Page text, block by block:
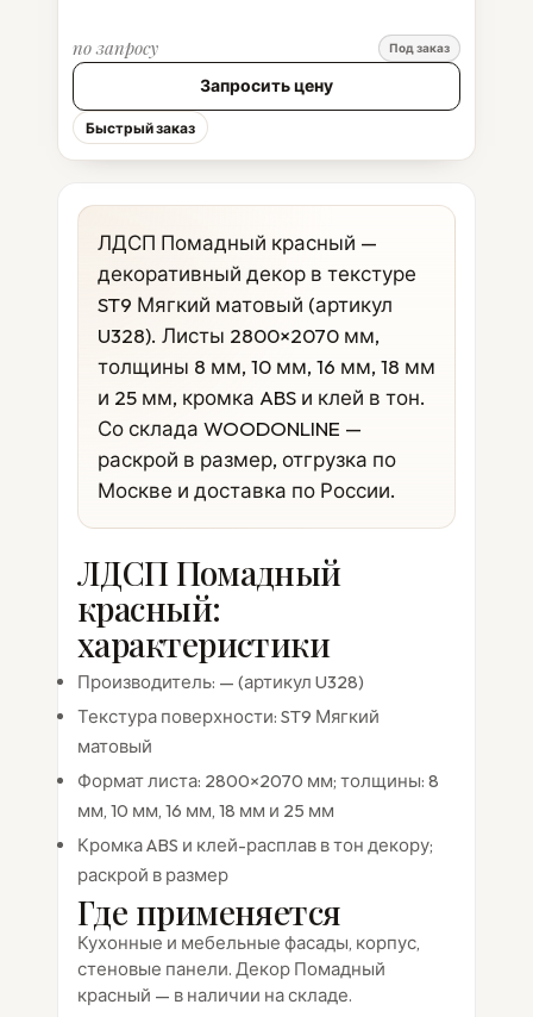
по запросу Под заказ
Запросить цену
Быстрый заказ
ЛДСП Помадный красный —
декоративный декор в текстуре
ST9 Мягкий матовый (артикул
U328). Листы 2800×2070 мм,
толщины 8 мм, 10 мм, 16 мм, 18 мм
и 25 мм, кромка ABS и клей в тон.
Со склада WOODONLINE —
раскрой в размер, отгрузка по
Москве и доставка по России.
ЛДСП Помадный
красный:
характеристики
Производитель: — (артикул U328)
Текстура поверхности: ST9 Мягкий
матовый
Формат листа: 2800×2070 мм; толщины: 8
мм, 10 мм, 16 мм, 18 мм и 25 мм
Кромка ABS и клей-расплав в тон декору;
раскрой в размер
Где применяется
Кухонные и мебельные фасады, корпус,
стеновые панели. Декор Помадный
красный — в наличии на складе.